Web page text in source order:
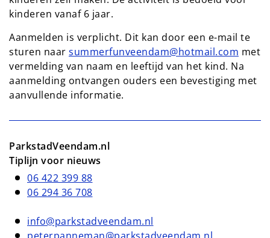
kinderen vanaf 6 jaar.
Aanmelden is verplicht. Dit kan door een e-mail te
sturen naar summerfunveendam@hotmail.com met
vermelding van naam en leeftijd van het kind. Na
aanmelding ontvangen ouders een bevestiging met
aanvullende informatie.
ParkstadVeendam.nl
Tiplijn voor nieuws
06 422 399 88
06 294 36 708
info@parkstadveendam.nl